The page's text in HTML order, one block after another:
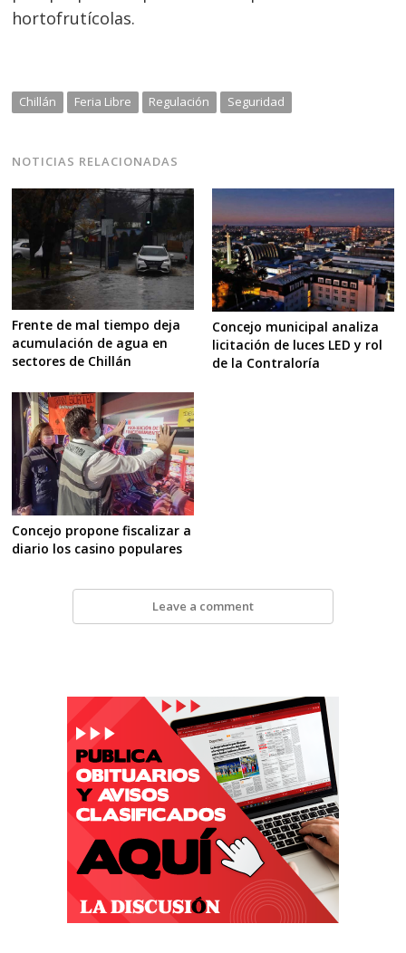
hortofrutícolas.
Chillán Feria Libre Regulación Seguridad
NOTICIAS RELACIONADAS
Frente de mal tiempo deja
acumulación de agua en
sectores de Chillán
Concejo municipal analiza
licitación de luces LED y rol
de la Contraloría
Concejo propone fiscalizar a
diario los casino populares
Leave a comment